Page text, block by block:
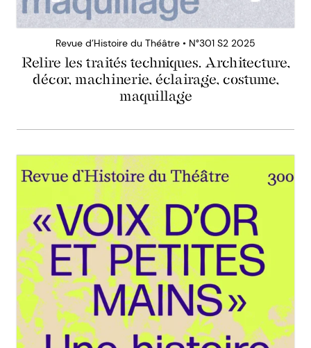
Revue d’Histoire du Théâtre • N°301 S2 2025
Relire les traités techniques. Architecture,
décor, machinerie, éclairage, costume,
maquillage